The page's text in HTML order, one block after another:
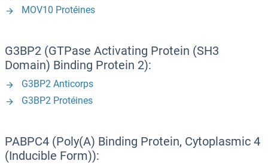
MOV10 Protéines
G3BP2 (GTPase Activating Protein (SH3
Domain) Binding Protein 2):
G3BP2 Anticorps
G3BP2 Protéines
PABPC4 (Poly(A) Binding Protein, Cytoplasmic 4
(Inducible Form)):